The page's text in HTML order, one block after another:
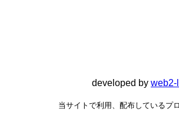
developed by web2-
当サイトで利用、配布しているプ